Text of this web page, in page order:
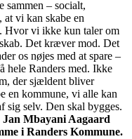
sammen – socialt,
at vi kan skabe en
Hvor vi ikke kun taler om
Det kræver mod. Det
os nøjes med at spare –
hele Randers med. Ikke
der sjældent bliver
en kommune, vi alle kan
sig selv. Den skal bygges.
Jan Mbayani Aagaard
i Randers Kommune.